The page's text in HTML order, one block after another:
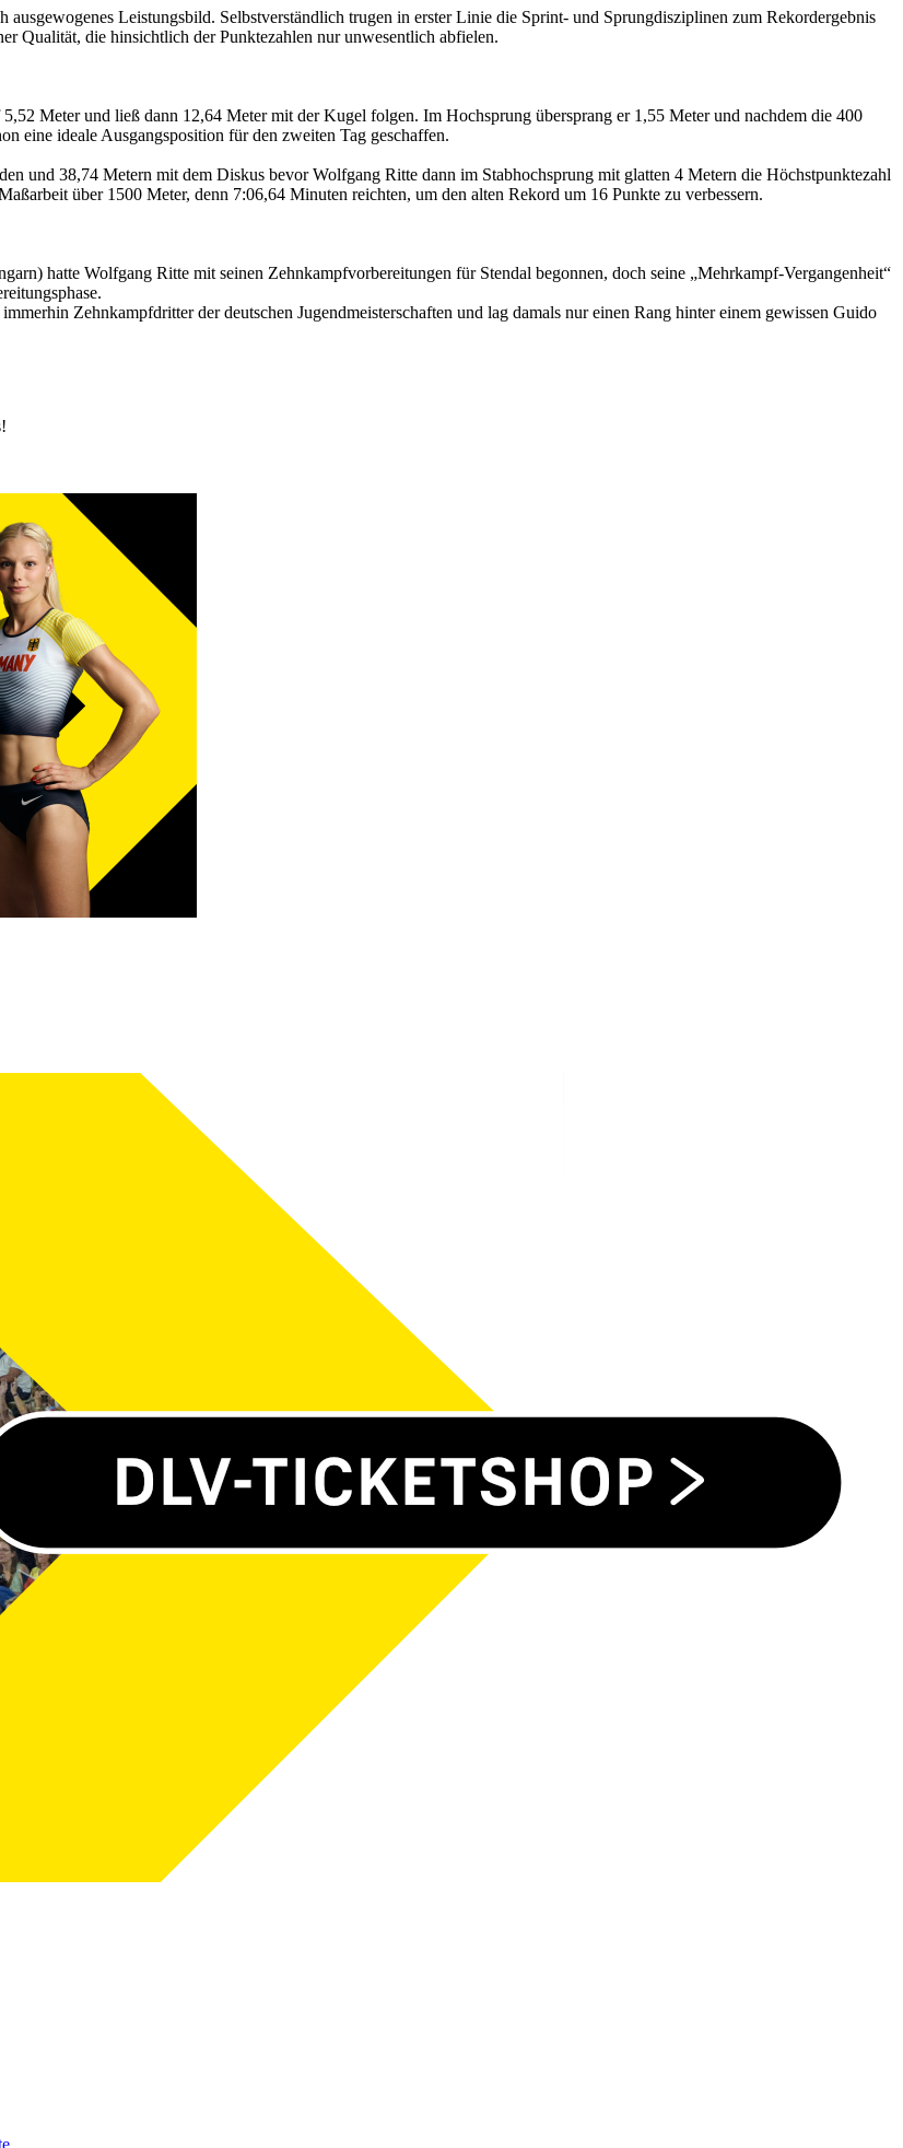
Leistungsbild. Selbstverständlich trugen in erster Linie die Sprint- und Sprungdisziplinen zum Rekordergebnis
Qualität, die hinsichtlich der Punktezahlen nur unwesentlich abfielen.
Meter und ließ dann 12,64 Meter mit der Kugel folgen. Im Hochsprung übersprang er 1,55 Meter und nachdem die 400
eine ideale Ausgangsposition für den zweiten Tag geschaffen.
und 38,74 Metern mit dem Diskus bevor Wolfgang Ritte dann im Stabhochsprung mit glatten 4 Metern die Höchstpunktezahl
über 1500 Meter, denn 7:06,64 Minuten reichten, um den alten Rekord um 16 Punkte zu verbessern.
hatte Wolfgang Ritte mit seinen Zehnkampfvorbereitungen für Stendal begonnen, doch seine „Mehrkampf-Vergangenheit“
Zehnkampfdritter der deutschen Jugendmeisterschaften und lag damals nur einen Rang hinter einem gewissen Guido